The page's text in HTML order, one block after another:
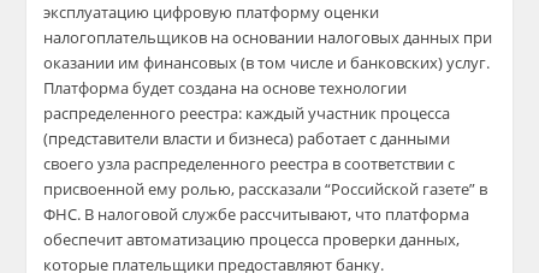
эксплуатацию цифровую платформу оценки
налогоплательщиков на основании налоговых данных при
оказании им финансовых (в том числе и банковских) услуг.
Платформа будет создана на основе технологии
распределенного реестра: каждый участник процесса
(представители власти и бизнеса) работает с данными
своего узла распределенного реестра в соответствии с
присвоенной ему ролью, рассказали “Российской газете” в
ФНС. В налоговой службе рассчитывают, что платформа
обеспечит автоматизацию процесса проверки данных,
которые плательщики предоставляют банку.